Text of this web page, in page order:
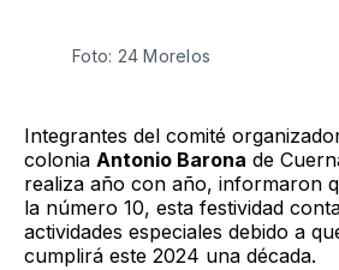
Foto: 24 Morelos
Integrantes del comité
colonia Antonio Barona de
realiza año con año, informaron
la número 10, esta festividad
actividades especiales debido a
cumplirá este 2024 una década.